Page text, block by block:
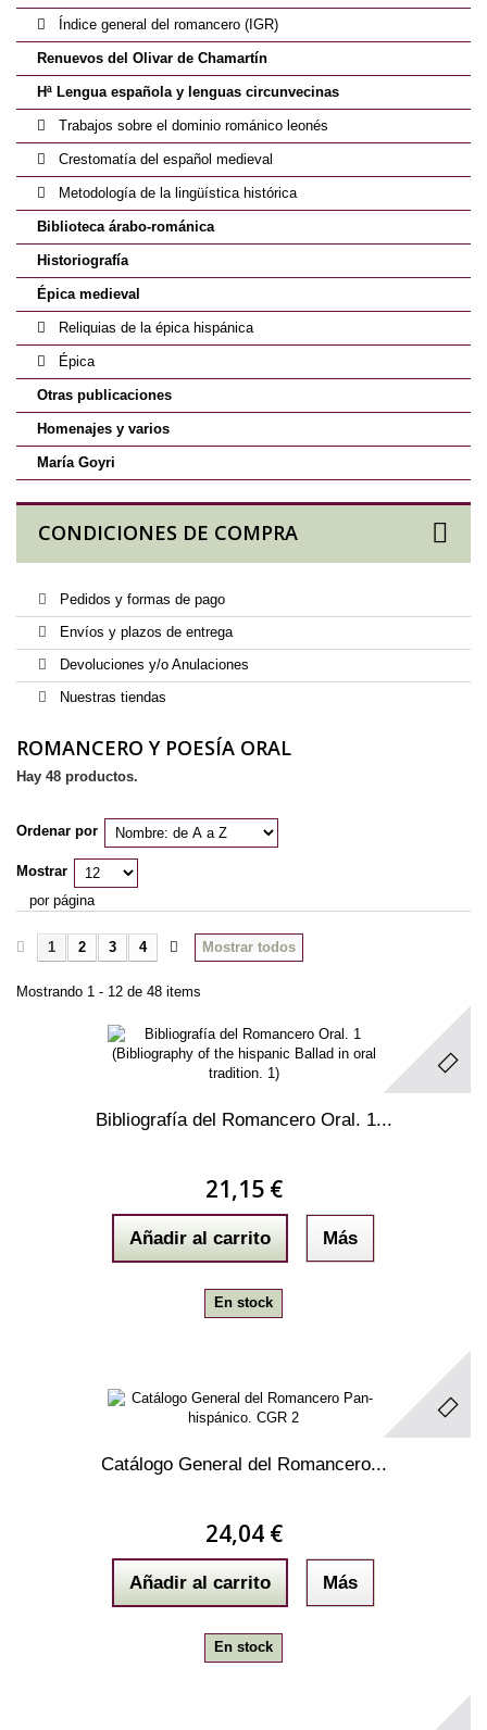
Índice general del romancero (IGR)
Renuevos del Olivar de Chamartín
Hª Lengua española y lenguas circunvecinas
Trabajos sobre el dominio románico leonés
Crestomatía del español medieval
Metodología de la lingüística histórica
Biblioteca árabo-románica
Historiografía
Épica medieval
Reliquias de la épica hispánica
Épica
Otras publicaciones
Homenajes y varios
María Goyri
CONDICIONES DE COMPRA
Pedidos y formas de pago
Envíos y plazos de entrega
Devoluciones y/o Anulaciones
Nuestras tiendas
ROMANCERO Y POESÍA ORAL
Hay 48 productos.
Ordenar por
Mostrar
por página
Mostrar todos
1 2 3 4
Mostrando 1 - 12 de 48 items
Bibliografía del Romancero Oral. 1...
21,15 €
Añadir al carrito Más
En stock
Catálogo General del Romancero...
24,04 €
Añadir al carrito Más
En stock